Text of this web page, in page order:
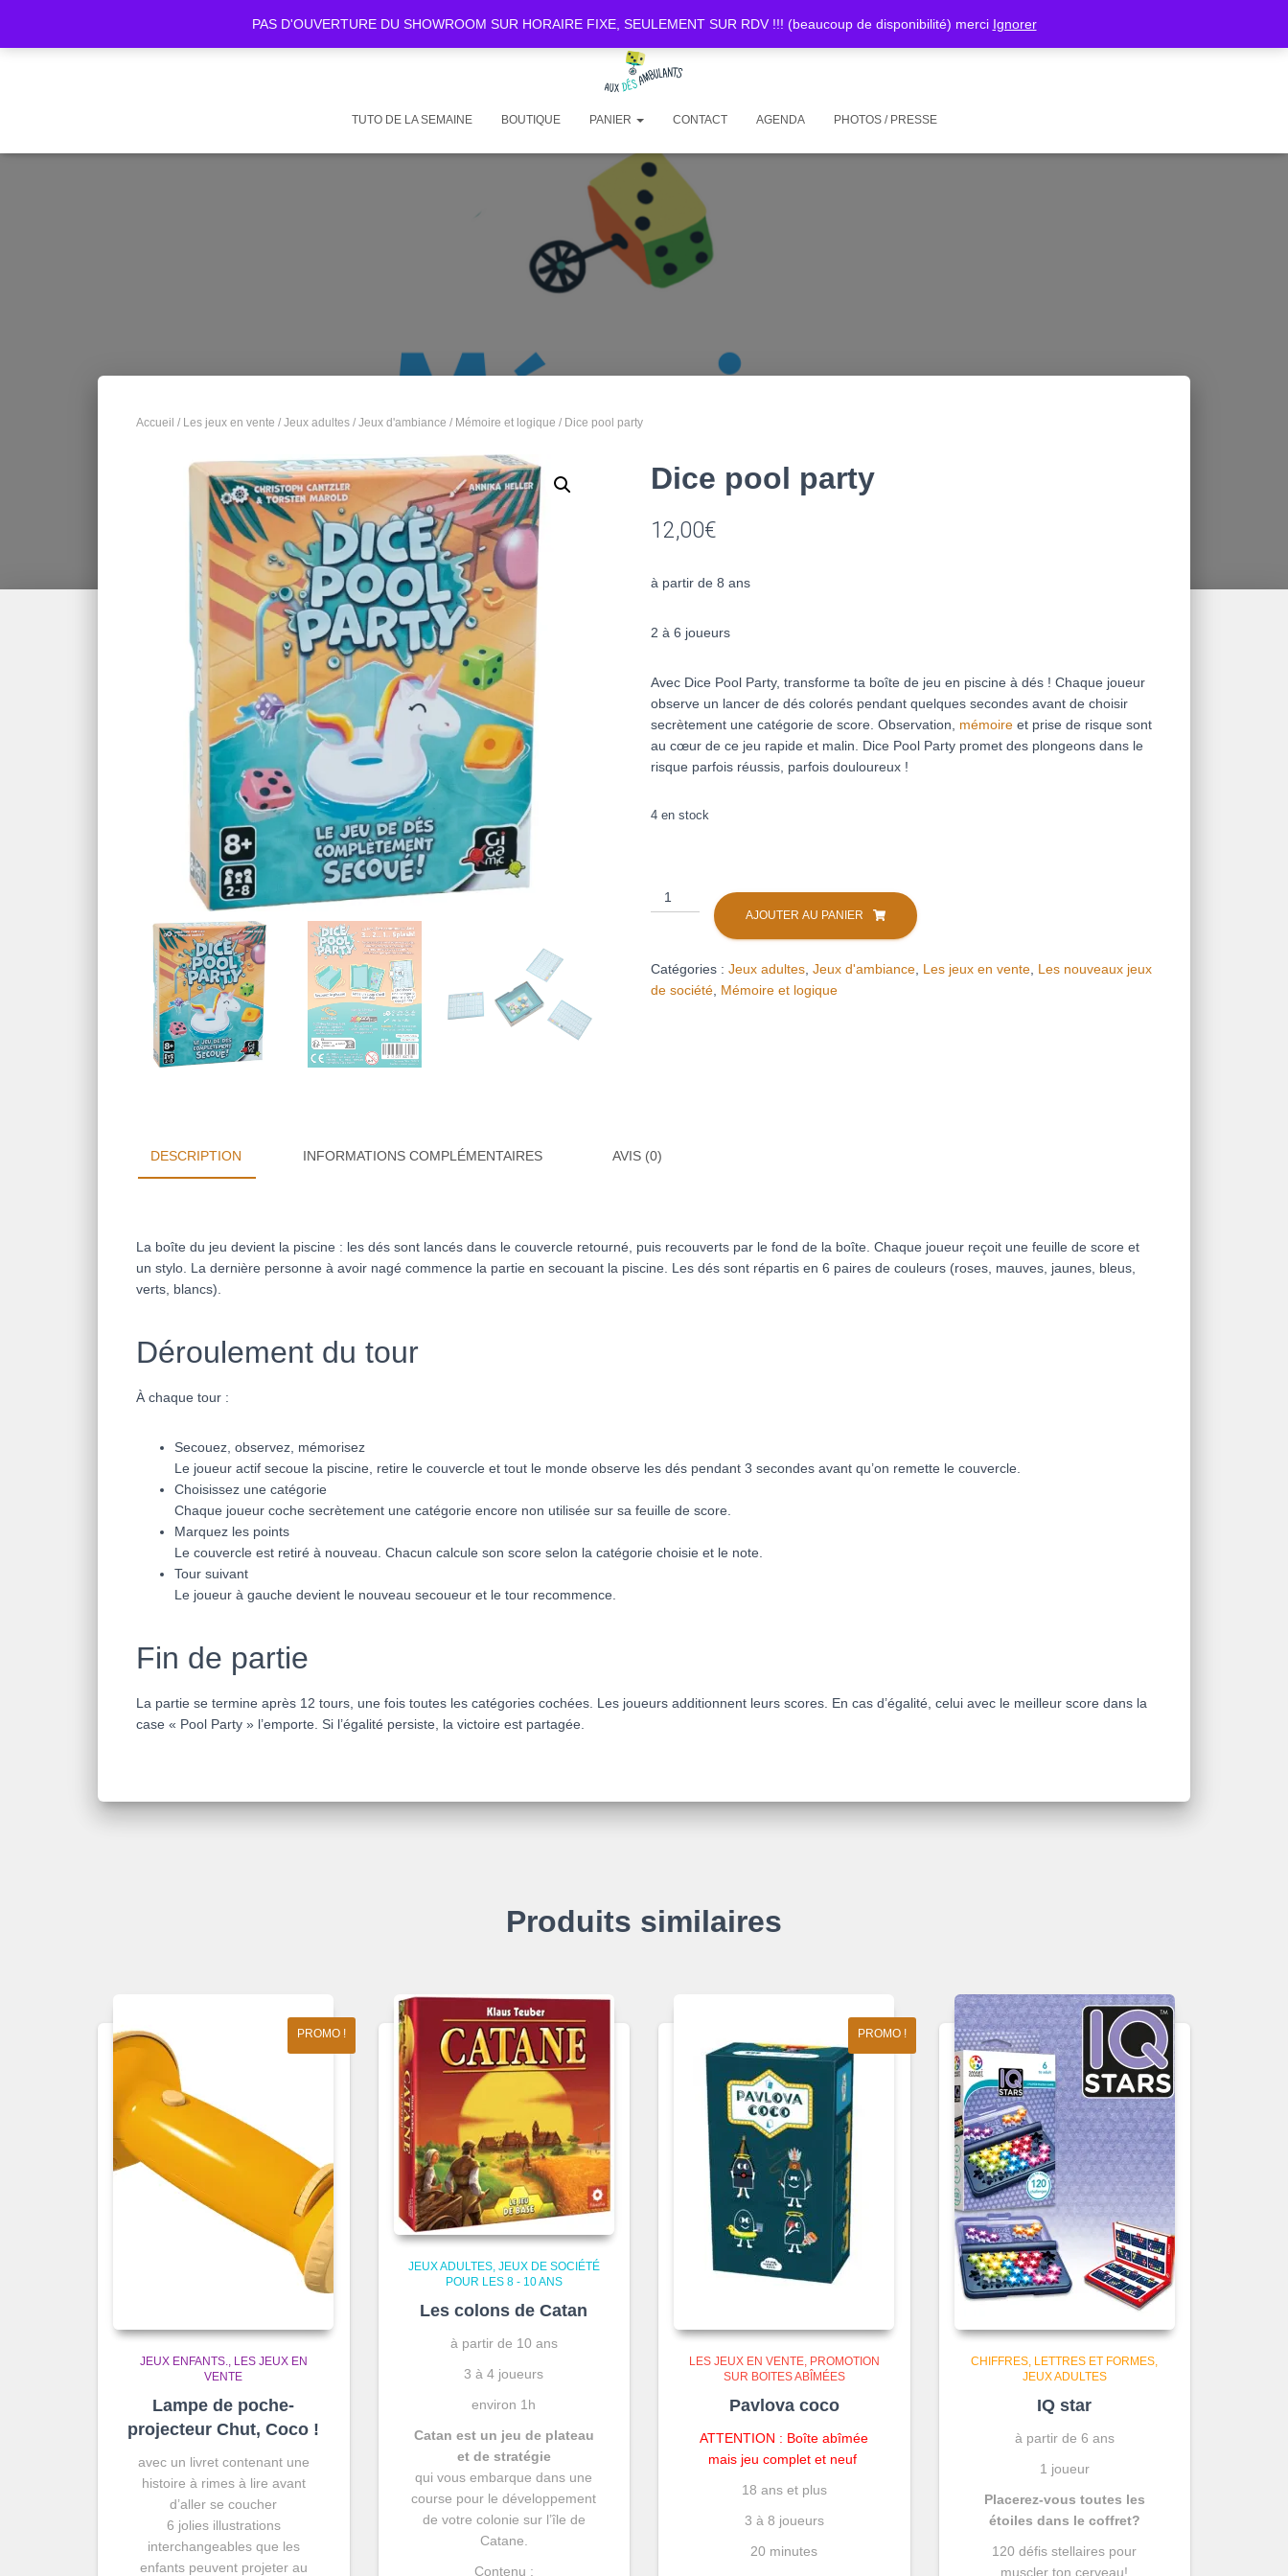
PAS D'OUVERTURE DU SHOWROOM SUR HORAIRE FIXE, SEULEMENT SUR RDV !!! (beaucoup de disponibilité) merci Ignorer
TUTO DE LA SEMAINE BOUTIQUE PANIER CONTACT AGENDA PHOTOS / PRESSE
Accueil / Les jeux en vente / Jeux adultes / Jeux d'ambiance / Mémoire et logique / Dice pool party
Dice pool party
12,00€
à partir de 8 ans
2 à 6 joueurs
Avec Dice Pool Party, transforme ta boîte de jeu en piscine à dés ! Chaque joueur
observe un lancer de dés colorés pendant quelques secondes avant de choisir
secrètement une catégorie de score. Observation, mémoire et prise de risque sont
au cœur de ce jeu rapide et malin. Dice Pool Party promet des plongeons dans le
risque parfois réussis, parfois douloureux !
4 en stock
quantité
de
party
AJOUTER AU PANIER
Catégories : Jeux adultes Jeux d'ambiance Les jeux en vente Les nouveaux jeux
de société Mémoire et logique
DESCRIPTION INFORMATIONS COMPLÉMENTAIRES AVIS (0)
La boîte du jeu devient la piscine : les dés sont lancés dans le couvercle retourné, puis recouverts par le fond de la boîte. Chaque joueur reçoit une feuille de score et
un stylo. La dernière personne à avoir nagé commence la partie en secouant la piscine. Les dés sont répartis en 6 paires de couleurs (roses, mauves, jaunes, bleus,
verts, blancs).
Déroulement du tour
À chaque tour :
Secouez, observez, mémorisez
Le joueur actif secoue la piscine, retire le couvercle et tout le monde observe les dés pendant 3 secondes avant qu’on remette le couvercle.
Choisissez une catégorie
Chaque joueur coche secrètement une catégorie encore non utilisée sur sa feuille de score.
Marquez les points
Le couvercle est retiré à nouveau. Chacun calcule son score selon la catégorie choisie et le note.
Tour suivant
Le joueur à gauche devient le nouveau secoueur et le tour recommence.
Fin de partie
La partie se termine après 12 tours, une fois toutes les catégories cochées. Les joueurs additionnent leurs scores. En cas d’égalité, celui avec le meilleur score dans la
case « Pool Party » l’emporte. Si l’égalité persiste, la victoire est partagée.
Produits similaires
PROMO !
JEUX ENFANTS.
LES JEUX EN
VENTE
Lampe de poche-
projecteur Chut, Coco !
avec un livret contenant une
histoire à rimes à lire avant
d’aller se coucher
6 jolies illustrations
interchangeables que les
enfants peuvent projeter au
JEUX ADULTES JEUX DE SOCIÉTÉ
POUR LES 8 - 10 ANS
Les colons de Catan
à partir de 10 ans
3 à 4 joueurs
environ 1h
Catan est un jeu de plateau
et de stratégie
qui vous embarque dans une
course pour le développement
de votre colonie sur l’île de
Catane.
Contenu :
PROMO !
LES JEUX EN VENTE PROMOTION
SUR BOITES ABÎMÉES
Pavlova coco
ATTENTION : Boîte abîmée
mais jeu complet et neuf
18 ans et plus
3 à 8 joueurs
20 minutes
CHIFFRES, LETTRES ET FORMES
JEUX ADULTES
IQ star
à partir de 6 ans
1 joueur
Placerez-vous toutes les
étoiles dans le coffret?
120 défis stellaires pour
muscler ton cerveau!